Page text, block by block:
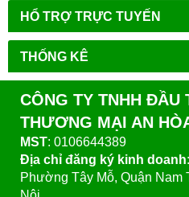
HỔ TRỢ TRỰC TUYẾN
THỐNG KÊ
CÔNG TY TNHH ĐẦU
THƯƠNG MẠI AN
MST: 0106644389
Địa chỉ đăng ký kinh doanh
Phường Tây Mỗ, Quận Nam